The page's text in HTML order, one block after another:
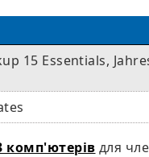
15 Essentials,
комп'ютерів для